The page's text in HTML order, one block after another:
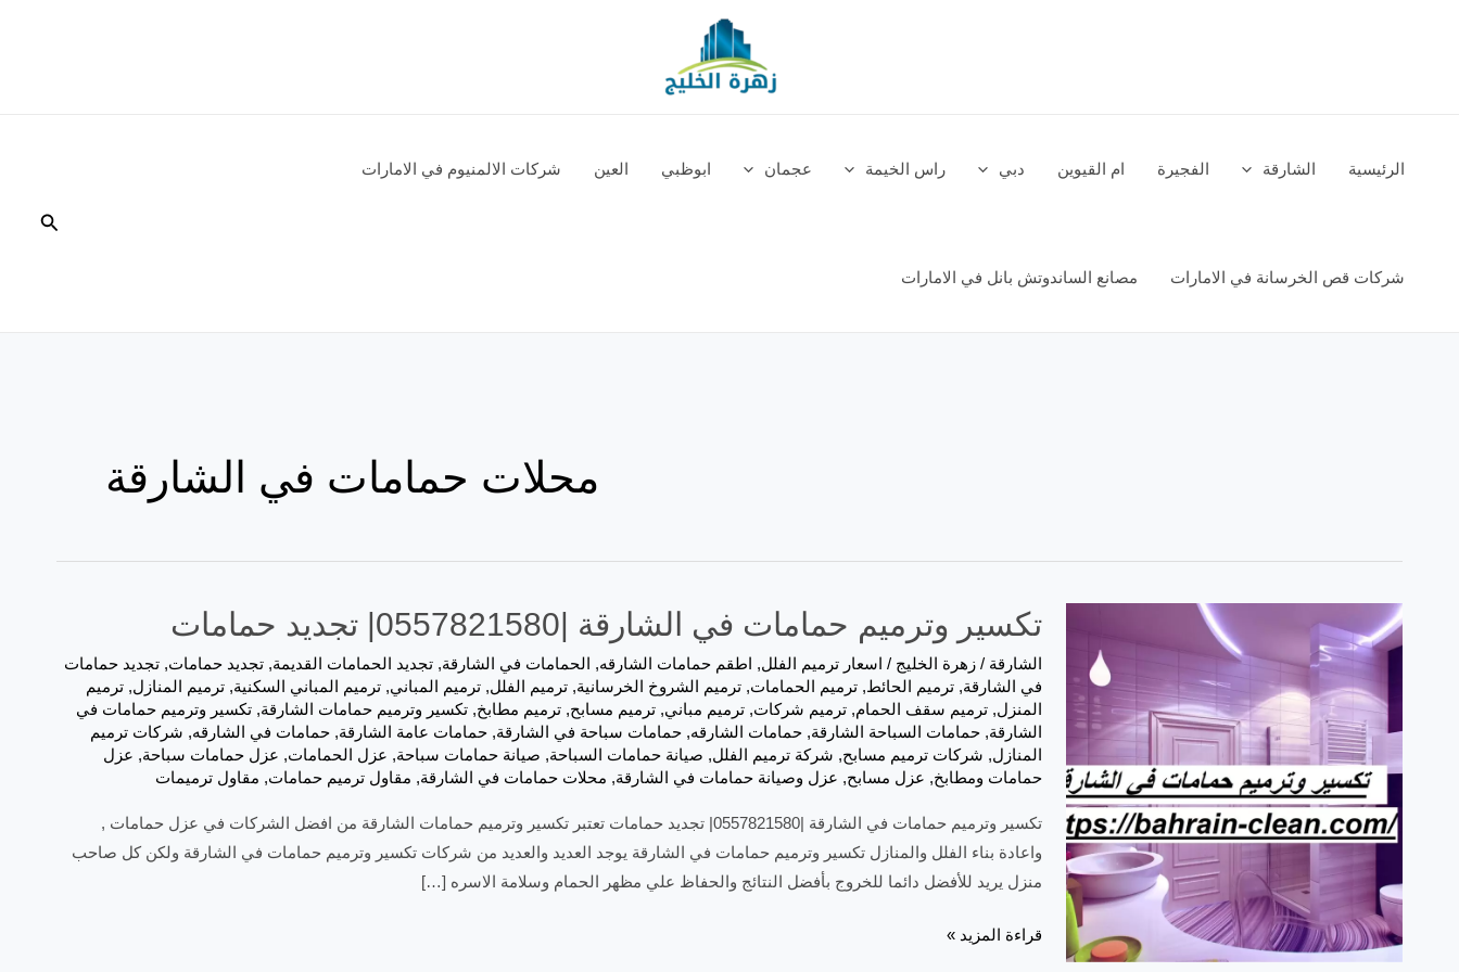
الرئيسية الشارقة الفجيرة ام القيوين دبي راس الخيمة عجمان ابوظبي العين شركات الالمنيوم في الامارات
شركات قص الخرسانة في الامارات مصانع الساندوتش بانل في الامارات
البحث
محلات حمامات في الشارقة
تكسير وترميم حمامات في الشارقة |0557821580| تجديد حمامات
الشارقة /زهرة الخليج/ اسعار ترميم الفلل, اطقم حمامات الشارقه, الحمامات في الشارقة,تجديد الحمامات القديمة,تجديد حمامات,تجديد حمامات
في الشارقة,ترميم الحائط,ترميم الحمامات,ترميم الشروخ الخرسانية,ترميم الفلل,ترميم المباني,ترميم المباني السكنية,ترميم المنازل,ترميم
المنزل,ترميم سقف الحمام,ترميم شركات,ترميم مباني,ترميم مسابح,ترميم مطابخ,تكسير وترميم حمامات الشارقة,تكسير وترميم حمامات في
الشارقة,حمامات السباحة الشارقة,حمامات الشارقه,حمامات سباحة في الشارقة,حمامات عامة الشارقة,حمامات في الشارقه, شركات ترميم
المنازل, شركات ترميم مسابح, شركة ترميم الفلل, صيانة حمامات السباحة, صيانة حمامات سباحة, عزل الحمامات, عزل حمامات سباحة, عزل
حمامات ومطابخ, عزل مسابح, عزل وصيانة حمامات في الشارقة, محلات حمامات في الشارقة, مقاول ترميم حمامات, مقاول ترميمات
تكسير وترميم حمامات في الشارقة |0557821580| تجديد حمامات تعتبر تكسير وترميم حمامات الشارقة من افضل الشركات في عزل حمامات ,
واعادة بناء الفلل والمنازل تكسير وترميم حمامات في الشارقة يوجد العديد والعديد من شركات تكسير وترميم حمامات في الشارقة ولكن كل صاحب
منزل يريد للأفضل دائما للخروج بأفضل النتائج والحفاظ علي مظهر الحمام وسلامة الاسره […]
تكسير
قراءة المزيد »